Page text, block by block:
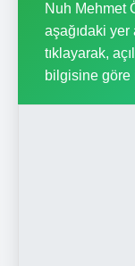
Nuh Mehmet
aşağıdaki
tıklayarak,
bilgisine